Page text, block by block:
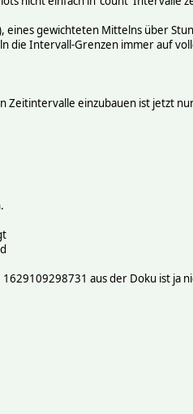
eines gewichteten Mittelns über
die Intervall-Grenzen immer auf
einzubauen ist jetzt
aus der Doku ist ja